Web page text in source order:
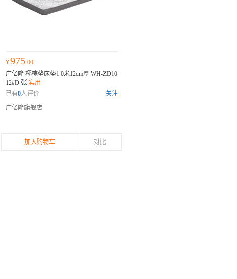
¥975.00
广亿隆 椰棕垫床垫1.0米12cm厚 WH-ZD10
12#D 张 实用
已有0人评价
关注
广亿隆旗舰店
加入购物车 对比